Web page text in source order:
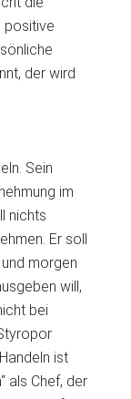
positive
der wird
Sein
im
nichts
Er soll
morgen
will,
bei
ist
als Chef, der